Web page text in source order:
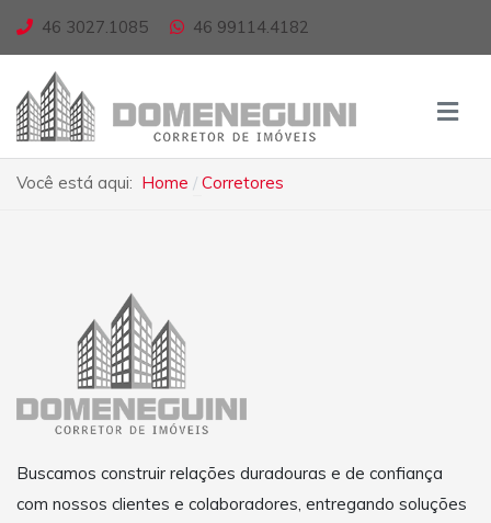
46 3027.1085 46 99114.4182
Você está aqui: Home Corretores
Buscamos construir relações duradouras e de confiança
com nossos clientes e colaboradores, entregando soluções